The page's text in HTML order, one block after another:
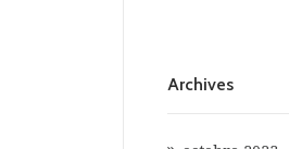
Archives